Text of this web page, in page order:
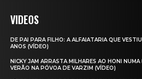
VIDEOS
DE PAI PARA FILHO: A ALFAIATARIA QUE
ANOS (VÍDEO)
NICKY JAM ARRASTA MILHARES AO HONI
VERÃO NA PÓVOA DE VARZIM (VÍDEO)